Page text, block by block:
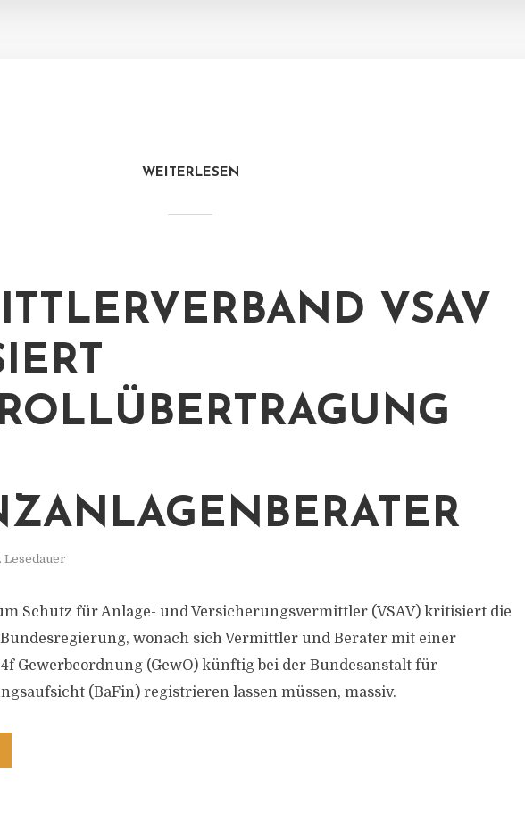
WEITERLESEN
VSAV
Lesedauer
Schutz für Anlage- und Versicherungsvermittler (VSAV) kritisiert die
wonach sich Vermittler und Berater mit einer
Gewerbeordnung (GewO) künftig bei der Bundesanstalt für
(BaFin) registrieren lassen müssen, massiv.